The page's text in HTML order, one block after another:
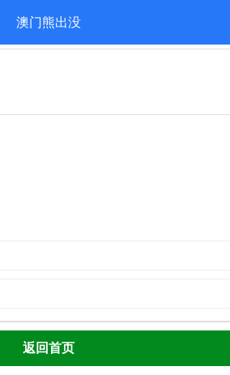
澳门熊出没
返回首页